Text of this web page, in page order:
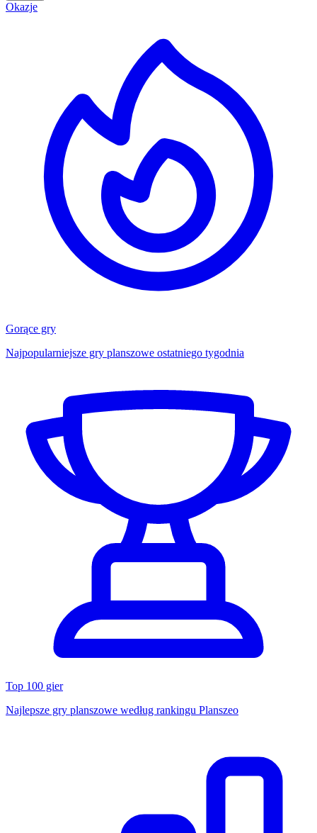
Okazje
Gorące gry
Najpopularniejsze gry planszowe ostatniego tygodnia
Top 100 gier
Najlepsze gry planszowe według rankingu Planszeo